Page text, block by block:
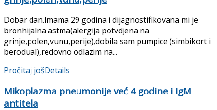
Dobar dan.Imama 29 godina i dijagnostifikovana mi je
bronhijalna astma(alergija potvdjena na
grinje,polen,vunu,perije),dobila sam pumpice (simbikort i
berodual),redovno odlazim na...
Pročitaj jošDetails
Mikoplazma pneumonije već 4 godine i IgM
antitela